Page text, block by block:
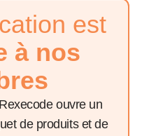
est
à nos
ouvre un
de produits et de